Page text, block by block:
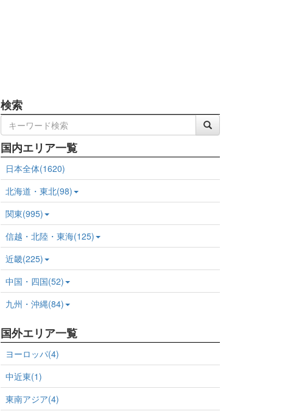
検索
国内エリア一覧
日本全体(1620)
北海道・東北(98)
関東(995)
信越・北陸・東海(125)
近畿(225)
中国・四国(52)
九州・沖縄(84)
国外エリア一覧
ヨーロッパ(4)
中近東(1)
東南アジア(4)